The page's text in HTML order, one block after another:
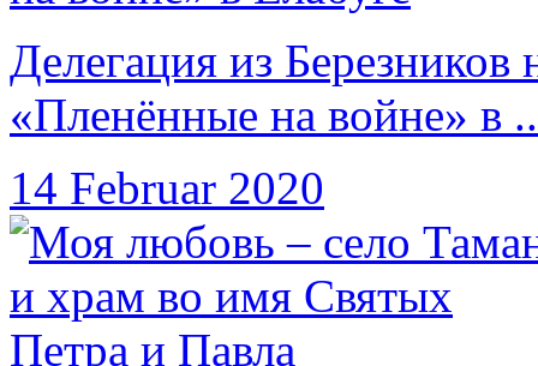
Делегация из
«Пленённые на войне» в
14 Februar 2020